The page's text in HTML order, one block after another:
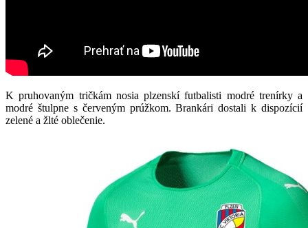
K pruhovaným tričkám nosia plzenskí futbalisti modré trenírky a
modré štulpne s červeným prúžkom. Brankári dostali k dispozícií
zelené a žlté oblečenie.